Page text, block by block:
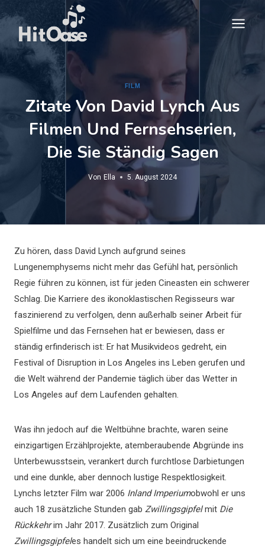
Inhalt
springen
FILM
Zitate Von David Lynch Aus
Filmen Und Fernsehserien,
Die Sie Ständig Sagen
Von Ella 5. August 2024
Zu hören, dass David Lynch aufgrund seines
Lungenemphysems nicht mehr das Gefühl hat, persönlich
Regie führen zu können, ist für jeden Cineasten ein schwerer
Schlag. Die Karriere des ikonoklastischen Regisseurs war
faszinierend zu verfolgen, denn außerhalb seiner Arbeit für
Spielfilme und das Fernsehen hat er bewiesen, dass er
ständig erfinderisch ist: Er hat Musikvideos gedreht, ein
Festival of Disruption in Los Angeles ins Leben gerufen und
die Welt während der Pandemie täglich über das Wetter in
Los Angeles auf dem Laufenden gehalten.
Was ihn jedoch auf die Weltbühne brachte, waren seine
einzigartigen Erzählprojekte, atemberaubende Abgründe ins
Unterbewusstsein, verankert durch furchtlose Darbietungen
und eine dunkle, aber dennoch lustige Respektlosigkeit.
Lynchs letzter Film war 2006 Inland Imperiumobwohl er uns
auch 18 zusätzliche Stunden gab Zwillingsgipfelmit Die
Rückkehrim Jahr 2017. Zusätzlich zum Original
Zwillingsgipfeles handelt sich um eine beeindruckende